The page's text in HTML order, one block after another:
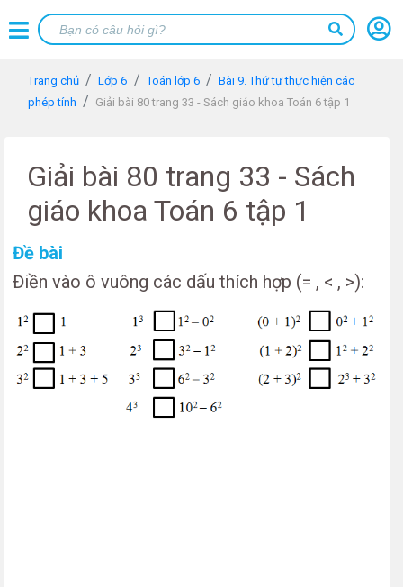
Trang chủ Lớp 6 Toán lớp 6
Bài 9. Thứ tự thực hiện các
phép tính
Giải bài 80 trang 33 - Sách giáo khoa Toán 6 tập 1
Giải bài 80 trang 33 - Sách
giáo khoa Toán 6 tập 1
Đề bài
Điền vào ô vuông các dấu thích hợp (= , < , >):